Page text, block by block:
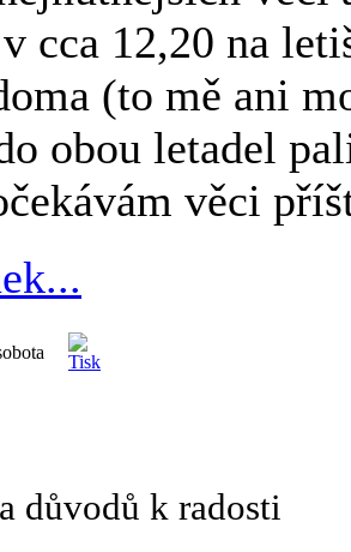
cca 12,20 na
(to mě ani
obou letadel
věci
důvodů k radosti